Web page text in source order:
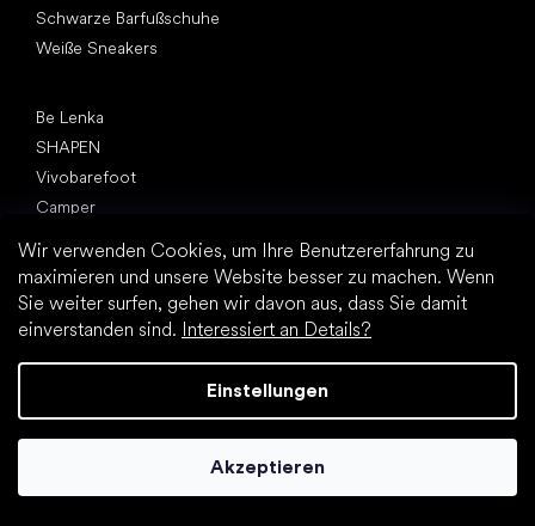
Wir verwenden Cookies, um Ihre Benutzererfahrung zu
maximieren und unsere Website besser zu machen. Wenn
Sie weiter surfen, gehen wir davon aus, dass Sie damit
einverstanden sind. Interessiert an Details?
Einstellungen
Akzeptieren
Schwarze Barfußschuhe
Weiße Sneakers
Be Lenka
SHAPEN
Vivobarefoot
Camper
Leguano
Froddo
KOEL
Hallux valgus (Ballenzeh)
Fersensporn